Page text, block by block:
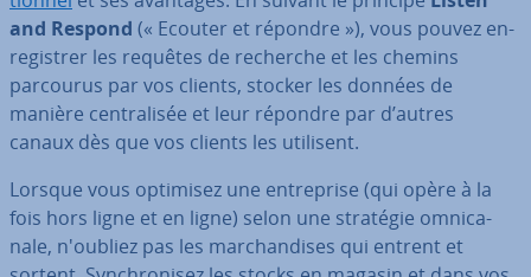
and Respond (« Ecouter et répondre »), vous pouvez en­
re­gis­trer les requêtes de recherche et les chemins
parcourus par vos clients, stocker les données de
manière cen­tra­li­sée et leur répondre par d’autres
canaux dès que vos clients les utilisent.
Lorsque vous optimisez une en­tre­prise (qui opère à la
fois hors ligne et en ligne) selon une stratégie om­ni­ca­
nale, n'oubliez pas les mar­chan­dises qui entrent et